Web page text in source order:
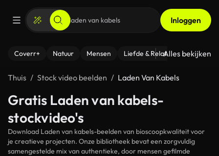
Inloggen
Coverr+ Natuur Mensen Liefde & Relaties - Fitness
Alles bekijken
Thuis Stock video beelden Laden Van Kabels
Gratis Laden van kabels-
stockvideo's
Download Laden van kabels-beelden van bioscoopkwaliteit voor
je creatieve projecten. Onze bibliotheek bevat een zorgvuldig
samengestelde mix van authentieke, door mensen gefilmde